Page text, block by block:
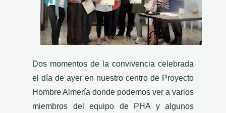
Dos momentos de la convivencia celebrada
el día de ayer en nuestro centro de Proyecto
Hombre Almería donde podemos ver a varios
miembros del equipo de PHA y algunos